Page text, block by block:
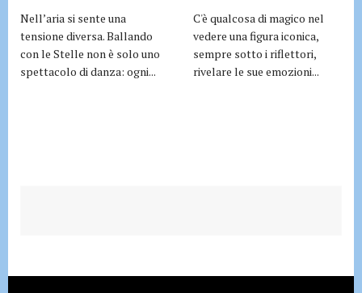
Nell’aria si sente una
tensione diversa. Ballando
con le Stelle non è solo uno
spettacolo di danza: ogni...
C'è qualcosa di magico nel
vedere una figura iconica,
sempre sotto i riflettori,
rivelare le sue emozioni...